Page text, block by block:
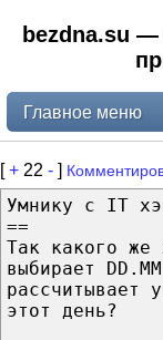
bezdna.su
Главное меню
[+ 22 - ]
Умнику с IT
==
Так какого же
выбирает
рассчитывает
этот день?